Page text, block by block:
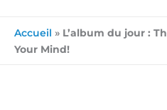
Accueil » L’album du jour :
Your Mind!